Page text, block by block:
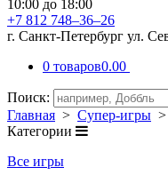
10:00 до 18:00
+7 812 748–36–26
г. Санкт-Петербург ул.
0 товаров0.00
Поиск:
Главная > Супер-игры >
Категории
Все игры